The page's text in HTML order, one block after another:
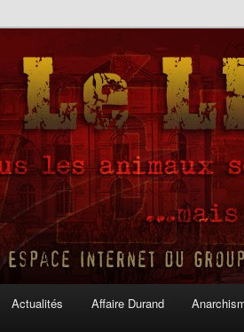
Le Libertaire
Actualités Affaire Durand